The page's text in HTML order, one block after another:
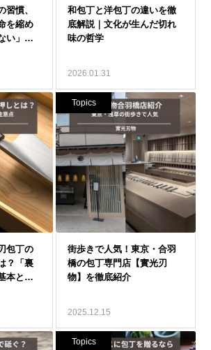
2026.01.31
Topics
2025.12.15
Topics